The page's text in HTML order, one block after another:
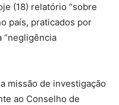
(18) relatório “sobre
país, praticados por
“negligência
missão de investigação
ao Conselho de